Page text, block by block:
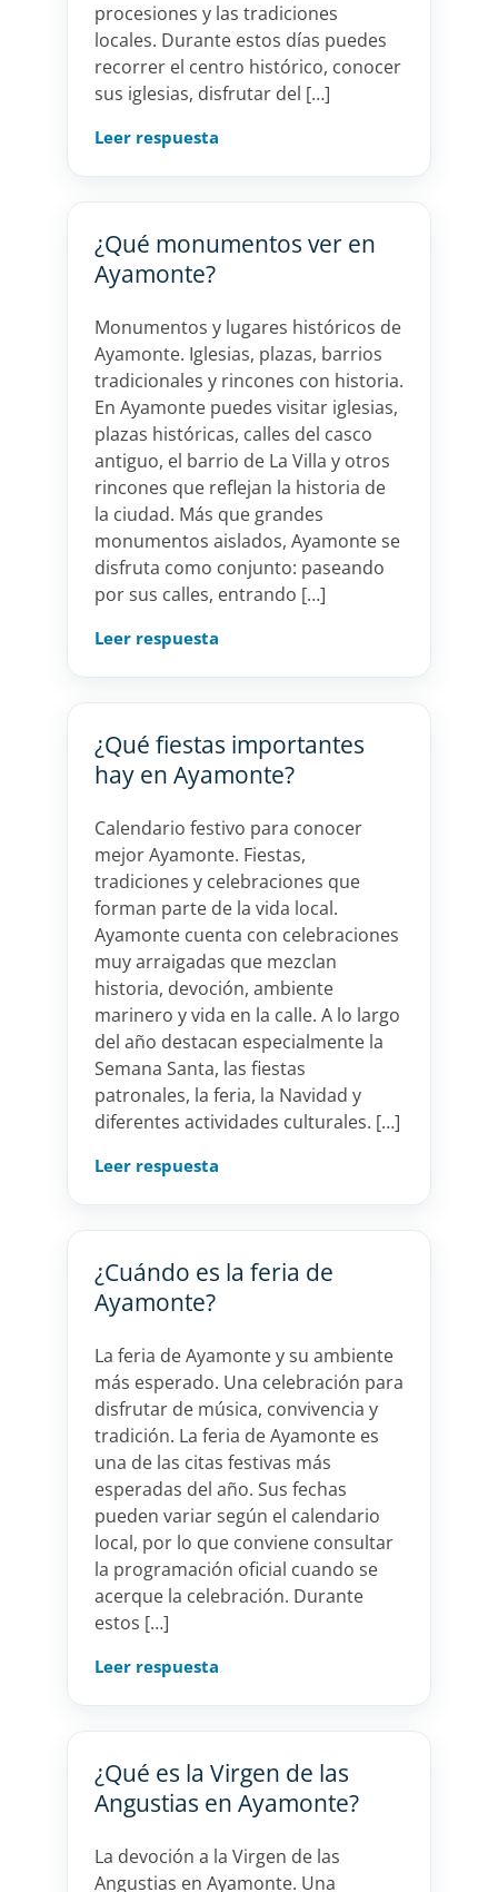
procesiones y las tradiciones
locales. Durante estos días puedes
recorrer el centro histórico, conocer
sus iglesias, disfrutar del […]
Leer respuesta
¿Qué monumentos ver en
Ayamonte?
Monumentos y lugares históricos de
Ayamonte. Iglesias, plazas, barrios
tradicionales y rincones con historia.
En Ayamonte puedes visitar iglesias,
plazas históricas, calles del casco
antiguo, el barrio de La Villa y otros
rincones que reflejan la historia de
la ciudad. Más que grandes
monumentos aislados, Ayamonte se
disfruta como conjunto: paseando
por sus calles, entrando […]
Leer respuesta
¿Qué fiestas importantes
hay en Ayamonte?
Calendario festivo para conocer
mejor Ayamonte. Fiestas,
tradiciones y celebraciones que
forman parte de la vida local.
Ayamonte cuenta con celebraciones
muy arraigadas que mezclan
historia, devoción, ambiente
marinero y vida en la calle. A lo largo
del año destacan especialmente la
Semana Santa, las fiestas
patronales, la feria, la Navidad y
diferentes actividades culturales. […]
Leer respuesta
¿Cuándo es la feria de
Ayamonte?
La feria de Ayamonte y su ambiente
más esperado. Una celebración para
disfrutar de música, convivencia y
tradición. La feria de Ayamonte es
una de las citas festivas más
esperadas del año. Sus fechas
pueden variar según el calendario
local, por lo que conviene consultar
la programación oficial cuando se
acerque la celebración. Durante
estos […]
Leer respuesta
¿Qué es la Virgen de las
Angustias en Ayamonte?
La devoción a la Virgen de las
Angustias en Ayamonte. Una